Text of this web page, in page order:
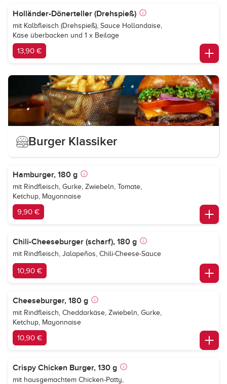
Holländer-Dönerteller (Drehspieß)
mit Kalbfleisch (Drehspieß), Sauce Hollandaise,
Käse überbacken und 1 x Beilage
13,90 €
Burger Klassiker
Hamburger, 180 g
mit Rindfleisch, Gurke, Zwiebeln, Tomate,
Ketchup, Mayonnaise
9,90 €
Chili-Cheeseburger (scharf), 180 g
mit Rindfleisch, Jalapeños, Chili-Cheese-Sauce
10,90 €
Cheeseburger, 180 g
mit Rindfleisch, Cheddarkäse, Zwiebeln, Gurke,
Ketchup, Mayonnaise
10,90 €
Crispy Chicken Burger, 130 g
mit hausgemachtem Chicken-Patty,